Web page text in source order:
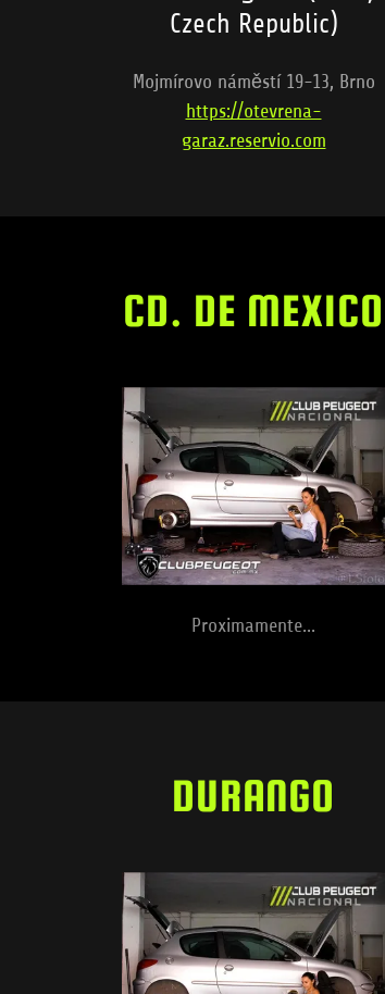
Czech Republic)
Mojmírovo náměstí 19-13, Brno
https://otevrena-
garaz.reservio.com
CD. DE MEXICO
Proximamente...
DURANGO